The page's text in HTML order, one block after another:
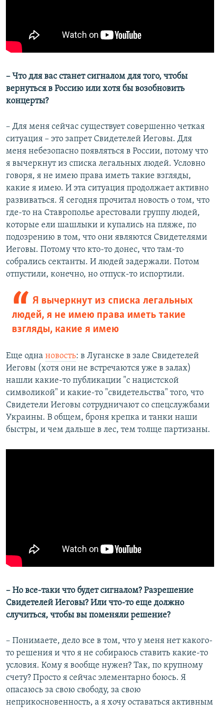
​– ​Что для вас станет сигналом для того, чтобы
вернуться в Россию или хотя бы возобновить
концерты?
– Для меня сейчас существует совершенно четкая
ситуация – это запрет Свидетелей Иеговы. Для
меня небезопасно появляться в России, потому что
я вычеркнут из списка легальных людей. Условно
говоря, я не имею права иметь такие взгляды,
какие я имею. И эта ситуация продолжает активно
развиваться. Я сегодня прочитал новость о том, что
где-то на Ставрополье арестовали группу людей,
которые ели шашлыки и купались на пляже, по
подозрению в том, что они являются Свидетелями
Иеговы. Потому что кто-то донес, что там-то
собрались сектанты. И людей задержали. Потом
отпустили, конечно, но отпуск-то испортили.
Я вычеркнут из списка легальных
людей, я не имею права иметь такие
взгляды, какие я имею
Еще одна новость: в Луганске в зале Свидетелей
Иеговы (хотя они не встречаются уже в залах)
нашли какие-то публикации "с нацистской
символикой" и какие-то "свидетельства" того, что
Свидетели Иеговы сотрудничают со спецслужбами
Украины. В общем, броня крепка и танки наши
быстры, и чем дальше в лес, тем толще партизаны.​
– ​Но все-таки что будет сигналом? Разрешение
Свидетелей Иеговы? Или что-то еще должно
случиться, чтобы вы поменяли решение?
​– Понимаете, дело все в том, что у меня нет какого-
то решения и что я не собираюсь ставить какие-то
условия. Кому я вообще нужен? Так, по крупному
счету? Просто я сейчас элементарно боюсь. Я
опасаюсь за свою свободу, за свою
неприкосновенность, а я хочу оставаться активным